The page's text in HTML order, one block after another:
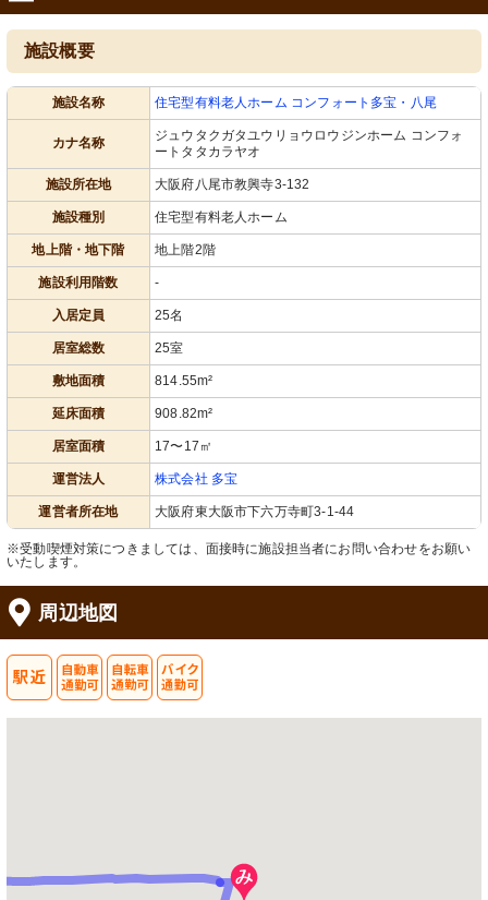
多目的スペース
ゆったりとした食事空間が確保され、
明るい光が差し込む場所です。
清潔感のあふれるダイニングで、心地
よい食事のひと時を。
２Fホール
ゆとりのある空間に心地よい椅子が配
浴室
浴室
明るく広々とした清潔感のある浴室
で、安全に配慮された設計です。
外観
く働く場をお求めですか。
施設概要
施設名称 住宅型有料老人ホーム コンフォート多宝・八尾
カナ名称
ジュウタクガタユウリョウロウジンホーム コンフォ
ートタタカラヤオ
施設所在地 大阪府八尾市教興寺3-132
施設種別 住宅型有料老人ホーム
地上階・地下階 地上階2階
施設利用階数 -
入居定員 25名
居室総数 25室
敷地面積 814.55m²
延床面積 908.82m²
居室面積 17〜17㎡
運営法人 株式会社 多宝
運営者所在地 大阪府東大阪市下六万寺町3-1-44
※受動喫煙対策につきましては、面接時に施設担当者にお問い合わせをお願い
いたします。
周辺地図